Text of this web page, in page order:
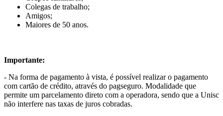
Colegas de trabalho;
Amigos;
Maiores de 50 anos.
Importante:
- Na forma de pagamento à vista, é possível realizar o pagamento
com cartão de crédito, através do pagseguro. Modalidade que
permite um parcelamento direto com a operadora, sendo que a Unisc
não interfere nas taxas de juros cobradas.